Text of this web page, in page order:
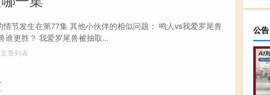
情节发生在第77集 其他小伙伴的相似问题： 鸣人vs我爱罗尾兽
谁更胜？ 我爱罗尾兽被抽取...
文章列表
公告